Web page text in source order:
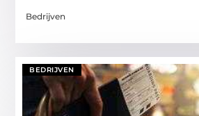
Bedrijven
BEDRIJVEN